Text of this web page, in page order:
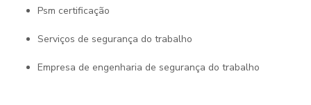
psm certificação
serviços de segurança do trabalho
empresa de engenharia de segurança do trabalho